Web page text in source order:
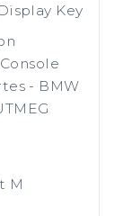
Key
- BMW
M